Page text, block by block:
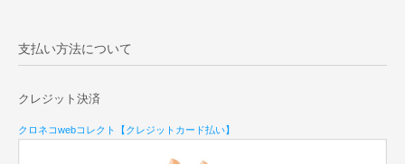
支払い方法について
クレジット決済
クロネコwebコレクト【クレジットカード払い】